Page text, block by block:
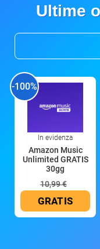
Ultime
-100%
In evidenza
Amazon Music
Unlimited GRATIS
30gg
10,99 €
GRATIS